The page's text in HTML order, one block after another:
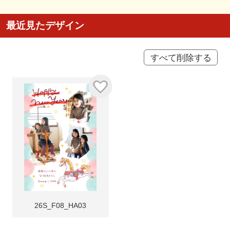
最近見たデザイン
すべて削除する
26S_F08_HA03